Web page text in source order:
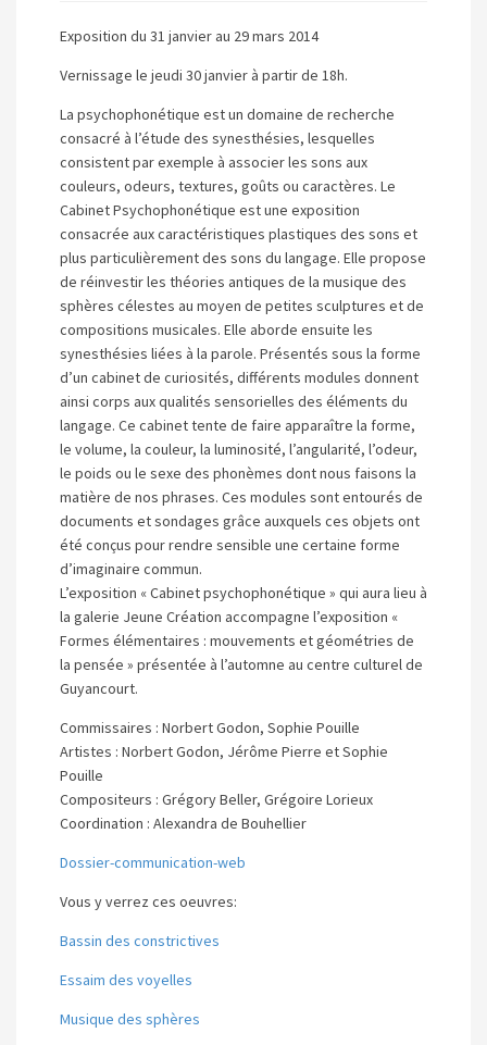
Exposition du 31 janvier au 29 mars 2014
Vernissage le jeudi 30 janvier à partir de 18h.
La psychophonétique est un domaine de recherche
consacré à l’étude des synesthésies, lesquelles
consistent par exemple à associer les sons aux
couleurs, odeurs, textures, goûts ou caractères. Le
Cabinet Psychophonétique est une exposition
consacrée aux caractéristiques plastiques des sons et
plus particulièrement des sons du langage. Elle propose
de réinvestir les théories antiques de la musique des
sphères célestes au moyen de petites sculptures et de
compositions musicales. Elle aborde ensuite les
synesthésies liées à la parole. Présentés sous la forme
d’un cabinet de curiosités, différents modules donnent
ainsi corps aux qualités sensorielles des éléments du
langage. Ce cabinet tente de faire apparaître la forme,
le volume, la couleur, la luminosité, l’angularité, l’odeur,
le poids ou le sexe des phonèmes dont nous faisons la
matière de nos phrases. Ces modules sont entourés de
documents et sondages grâce auxquels ces objets ont
été conçus pour rendre sensible une certaine forme
d’imaginaire commun.
L’exposition « Cabinet psychophonétique » qui aura lieu à
la galerie Jeune Création accompagne l’exposition «
Formes élémentaires : mouvements et géométries de
la pensée » présentée à l’automne au centre culturel de
Guyancourt.
Commissaires : Norbert Godon, Sophie Pouille
Artistes : Norbert Godon, Jérôme Pierre et Sophie
Pouille
Compositeurs : Grégory Beller, Grégoire Lorieux
Coordination : Alexandra de Bouhellier
Dossier-communication-web
Vous y verrez ces oeuvres:
Bassin des constrictives
Essaim des voyelles
Musique des sphères